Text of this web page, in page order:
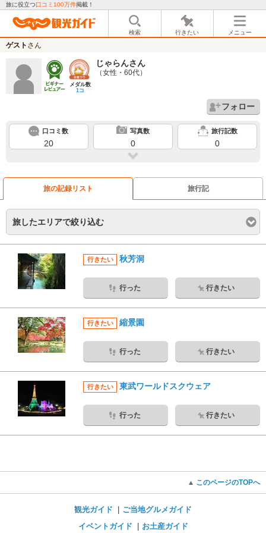
旅に役立つ口コミ100万件掲載！
検索 行きたい メニュー
ゲスト さん
メダル数
1コ
じゃらんさん
（女性・60代）
フォロー
口コミ数
20
写真数
0
旅行記数
0
旅の記録リスト 旅行記
旅したエリアで絞り込む
行きたい 秋芳洞
行った 行きたい
行きたい 縮景園
行った 行きたい
行きたい 東武ワールドスクウェア
行った 行きたい
このページのTOPへ
観光ガイド
ご当地グルメガイド
イベントガイド
お土産ガイド